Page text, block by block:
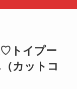
♡トイプー
カットコ